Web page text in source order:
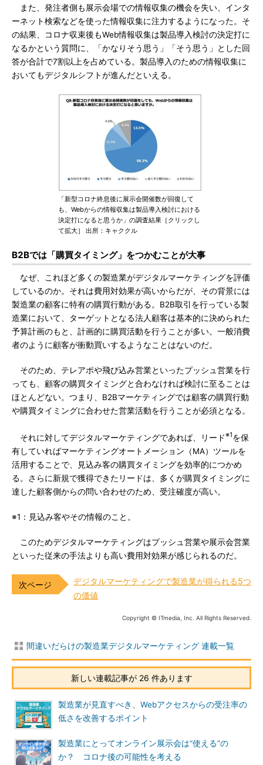
また、発注者側も展示会場での情報収集の機会を失い、インタ
ーネット検索などを使った情報収集に注力するようになった。そ
の結果、コロナ収束後もWeb情報収集は製品導入検討の決定打に
なるかという質問に、「かなりそう思う」「そう思う」とした回
答が合計で7割以上を占めている。製品導入のための情報収集に
おいてもデジタルシフトが進んだといえる。
「新型コロナ終息後に展示会開催数が回復して
も、Webからの情報収集は製品導入検討における
決定打になると思うか」の調査結果［クリックし
て拡大］ 出所：キャククル
B2Bでは「購買タイミング」をつかむことが大事
なぜ、これほど多くの製造業がデジタルマーケティングを評価
しているのか。それは費用対効果が高いからだが、その背景には
製造業の顧客に特有の購買行動がある。B2B取引を行っている製
造業において、ターゲットとなる法人顧客は基本的に決められた
予算計画のもと、計画的に購買活動を行うことが多い。一般消費
者のように顧客が衝動買いするようなことはないのだ。
そのため、テレアポや飛び込み営業といったプッシュ営業を行
っても、顧客の購買タイミングと合わなければ検討に至ることは
ほとんどない。つまり、B2Bマーケティングでは顧客の購買行動
や購買タイミングに合わせた営業活動を行うことが必須となる。
それに対してデジタルマーケティングであれば、リード※1を保
有していればマーケティングオートメーション（MA）ツールを
活用することで、見込み客の購買タイミングを効率的につかめ
る。さらに新規で獲得できたリードは、多くが購買タイミングに
達した顧客側からの問い合わせのため、受注確度が高い。
※1：見込み客やその情報のこと。
このためデジタルマーケティングはプッシュ営業や展示会営業
といった従来の手法よりも高い費用対効果が感じられるのだ。
デジタルマーケティングで製造業が得られる5つ
の価値
Copyright © ITmedia, Inc. All Rights Reserved.
間違いだらけの製造業デジタルマーケティング 連載一覧
新しい連載記事が 26 件あります
製造業が見直すべき、Webアクセスからの受注率の
低さを改善するポイント
製造業にとってオンライン展示会は“使える”の
か？ コロナ後の可能性を考える